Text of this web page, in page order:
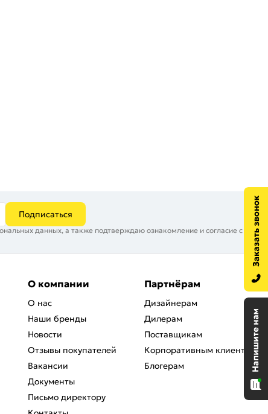
Подписаться
данных, а также подтверждаю ознакомление и согласие с
О компании
О нас
Наши бренды
Новости
Отзывы покупателей
Вакансии
Документы
Письмо директору
Партнёрам
Дизайнерам
Дилерам
Поставщикам
Корпоративным клиентам
Блогерам